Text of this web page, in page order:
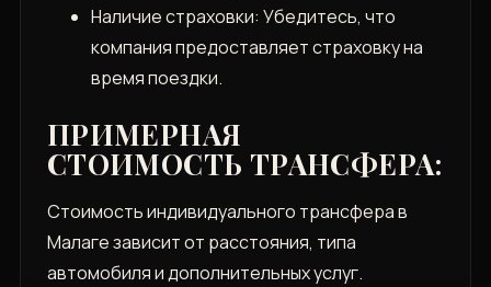
Наличие страховки: Убедитесь, что
компания предоставляет страховку на
время поездки.
ПРИМЕРНАЯ
СТОИМОСТЬ ТРАНСФЕРА:
Стоимость индивидуального трансфера в
Малаге зависит от расстояния, типа
автомобиля и дополнительных услуг.